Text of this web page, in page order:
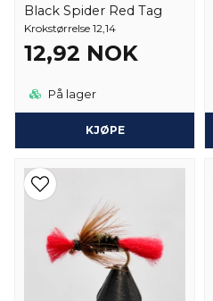
Black Spider Red Tag
Krokstørrelse 12,14
12,92 NOK
På lager
KJØPE